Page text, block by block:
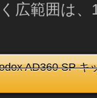
広範囲は
AD360 SP キ